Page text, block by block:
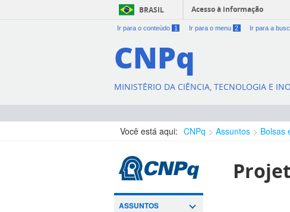
BRASIL Acesso à informação
Ir para o conteúdo 1 Ir para o menu 2 Ir para a
CNPq
MINISTÉRIO DA CIÊNCIA, TECNOLOGIA E
Você está aqui: CNPq Assuntos Bolsas
ASSUNTOS